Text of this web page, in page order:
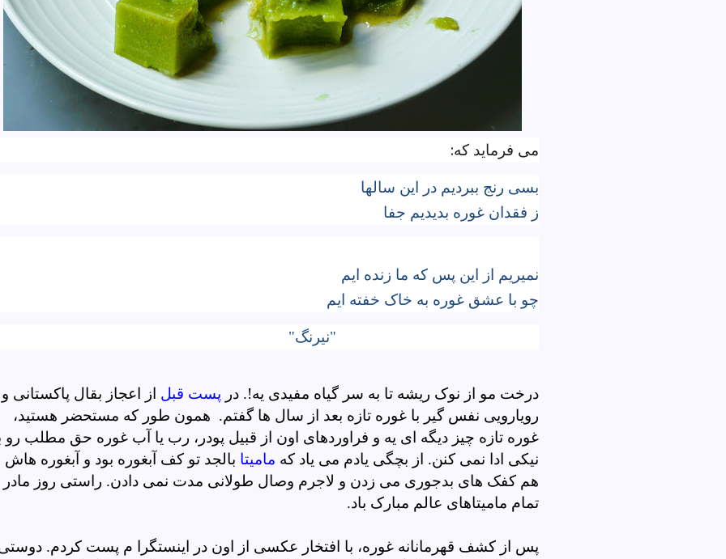
می فرماید که:
بسی رنج ببردیم در این سالها
ز فقدان غوره بدیدیم جفا
نمیریم از این پس که ما زنده ایم
چو با عشق غوره به خاک خفته ایم
"نیرنگ"
درخت مو از نوک ریشه تا به سر گیاه مفیدی یه!. در پست قبل از اعجاز بقال پاکستانی و
رویارویی نفس گیر با غوره تازه بعد از سال ها گفتم. همون طور که مستحضر هستید،
غوره تازه چیز دیگه ای یه و فراوردهای اون از قبیل پودر، رب یا آب غوره حق مطلب رو
نیکی ادا نمی کنن. از بچگی یادم می یاد که مامیتا بالجد تو کف آبغوره بود و آبغوره هاش
هم کفک های بدجوری می زدن و لاجرم وصال طولانی مدت نمی دادن. راستی روز مادر
تمام مامیتاهای عالم مبارک باد.
پس از کشف قهرمانانه غوره، با افتخار عکسی از اون در اینستگرا م پست کردم.